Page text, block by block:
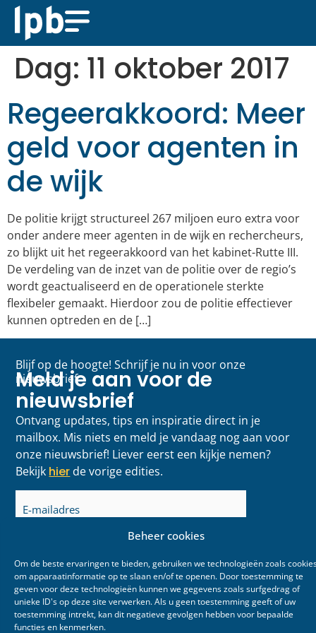
Beheer cookies
Om de beste ervaringen te bieden, gebruiken we technologieën zoals
om apparaatinformatie op te slaan en/of te openen. Door toestemming te
geven voor deze technologieën kunnen we gegevens zoals surfgedrag of
unieke ID's op deze site verwerken. Als u geen toestemming geeft of uw
toestemming intrekt, kan dit negatieve gevolgen hebben voor bepaalde
functies en kenmerken.
Dag: 11 oktober 2017
Regeerakkoord: Meer
geld voor agenten in
de wijk
De politie krijgt structureel 267 miljoen euro extra voor
onder andere meer agenten in de wijk en rechercheurs,
zo blijkt uit het regeerakkoord van het kabinet-Rutte III.
De verdeling van de inzet van de politie over de regio’s
wordt geactualiseerd en de operationele sterkte
flexibeler gemaakt. Hierdoor zou de politie effectiever
kunnen optreden en de […]
Blijf op de hoogte! Schrijf je nu in voor onze
nieuwsbrief
Meld je aan voor de
nieuwsbrief
Ontvang updates, tips en inspiratie direct in je
mailbox. Mis niets en meld je vandaag nog aan voor
onze nieuwsbrief! Liever eerst een kijkje nemen?
Bekijk hier de vorige edities.
E-
mailadres
(Vereist)